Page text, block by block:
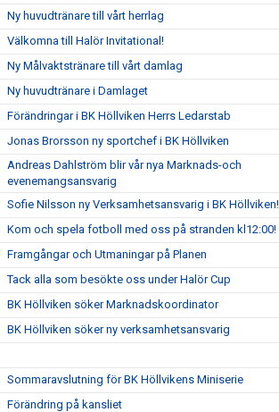
Ny huvudtränare till vårt herrlag
Välkomna till Halör Invitational!
Ny Målvaktstränare till vårt damlag
Ny huvudtränare i Damlaget
Förändringar i BK Höllviken Herrs Ledarstab
Jonas Brorsson ny sportchef i BK Höllviken
Andreas Dahlström blir vår nya Marknads-och
evenemangsansvarig
Sofie Nilsson ny Verksamhetsansvarig i BK Höllviken!
Kom och spela fotboll med oss på stranden kl12:00!
Framgångar och Utmaningar på Planen
Tack alla som besökte oss under Halör Cup
BK Höllviken söker Marknadskoordinator
BK Höllviken söker ny verksamhetsansvarig
Sommaravslutning för BK Höllvikens Miniserie
Förändring på kansliet